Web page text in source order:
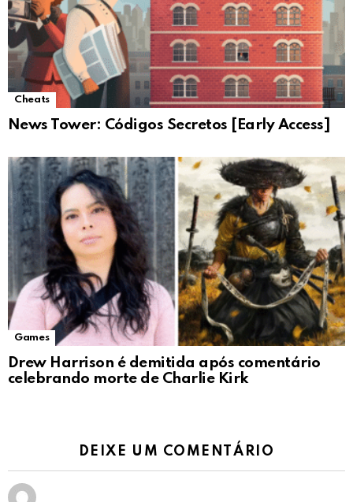
Cheats
News Tower: Códigos Secretos [Early Access]
Games
Drew Harrison é demitida após comentário
celebrando morte de Charlie Kirk
DEIXE UM COMENTÁRIO